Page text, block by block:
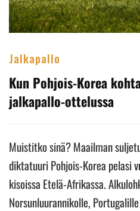
Jalkapallo
Kun Pohjois-Korea
jalkapallo-ottelussa
Muistitko sinä? Maailman
diktatuuri Pohjois-Korea pelasi
kisoissa Etelä-Afrikassa.
Norsunluurannikolle,